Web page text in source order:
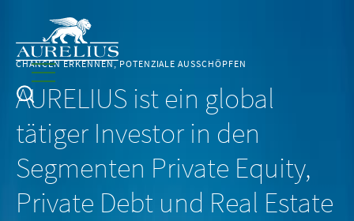
CHANCEN ERKENNEN, POTENZIALE AUSSCHÖPFEN
AURELIUS ist ein global
tätiger Investor in den
Segmenten Private Equity,
Private Debt und Real Estate